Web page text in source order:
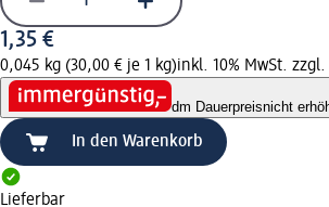
1,35 €
0,045 kg (30,00 € je 1 kg)inkl. 10% MwSt. zzgl.
dm Dauerpreisnicht
In den Warenkorb
Lieferbar